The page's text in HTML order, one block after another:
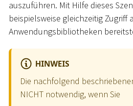
auszuführen. Mit Hilfe dieses
beispielsweise gleichzeitig Zugriff
Anwendungsbibliotheken
HINWEIS
Die nachfolgend
NICHT notwendig, wenn Sie